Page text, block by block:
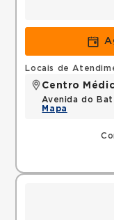
Locais de
Centro
Avenida do
Mapa